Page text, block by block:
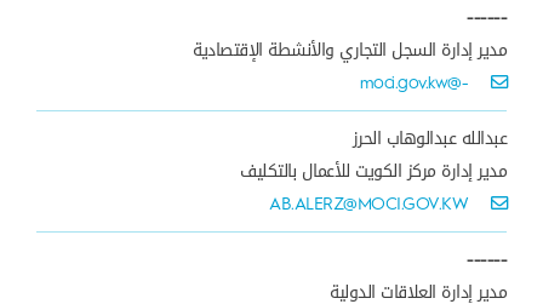
------
مدير إدارة السجل التجاري والأنشطة الإقتصادية
-@moci.gov.kw
عبدالله عبدالوهاب الحرز
مدير إدارة مركز الكويت للأعمال بالتكليف
AB.ALERZ@MOCI.GOV.KW
------
مدير إدارة العلاقات الدولية